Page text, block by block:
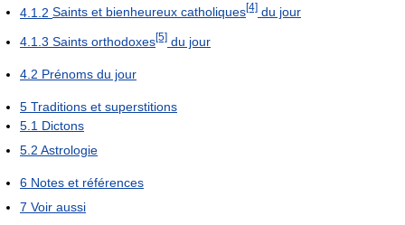
4.1.2 Saints et bienheureux catholiques[4] du jour
4.1.3 Saints orthodoxes[5] du jour
4.2 Prénoms du jour
5 Traditions et superstitions
5.1 Dictons
5.2 Astrologie
6 Notes et références
7 Voir aussi